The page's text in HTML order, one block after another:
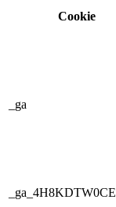
Cookie
_ga
_ga_4H8KDTW0CE